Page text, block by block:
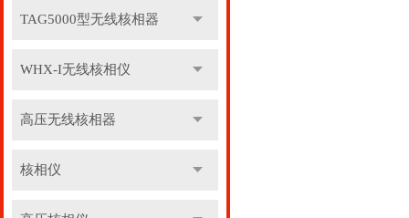
TAG5000型无线核相器
WHX-I无线核相仪
高压无线核相器
核相仪